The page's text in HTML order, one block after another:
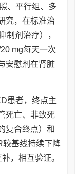
、平行组、多
究，在标准治
制剂治疗），
mg每天一次
安慰剂在肾脏
患者，终点主
死亡、非致死
复合终点）和
较基线持续下降
，相互验证。